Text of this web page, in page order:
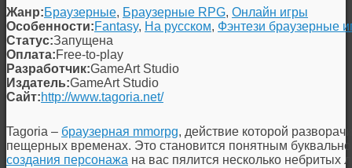
Жанр:Браузерные, Браузерные RPG, Онлайн игры
Особенности:Fantasy, На русском, Фэнтези браузерные
Статус:Запущена
Оплата:Free-to-play
Разработчик:GameArt Studio
Издатель:GameArt Studio
Сайт:http://www.tagoria.net/
Tagoria – браузерная mmorpg, действие которой
пещерных временах. Это становится понятным
создания персонажа на вас пялится несколько небритых